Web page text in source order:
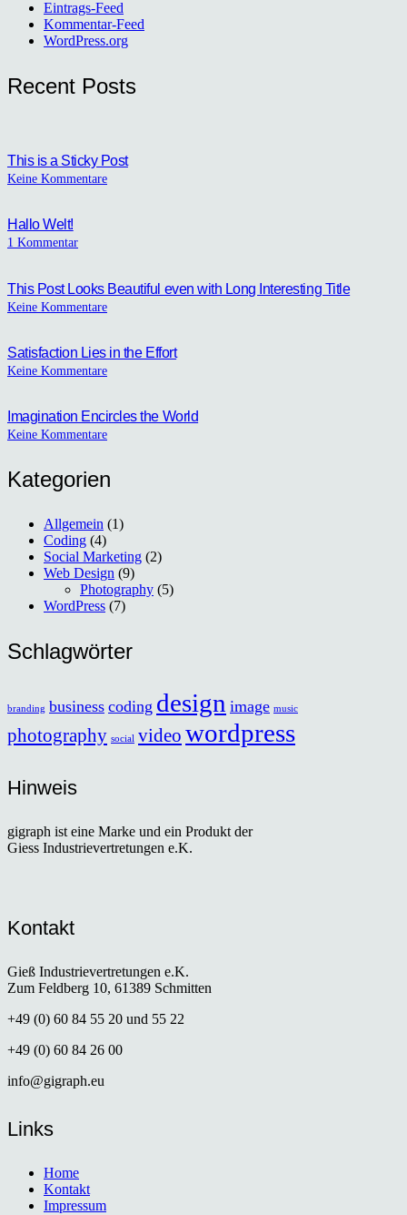
Eintrags-Feed
Kommentar-Feed
WordPress.org
Recent Posts
This is a Sticky Post
Keine Kommentare
Hallo Welt!
1 Kommentar
This Post Looks Beautiful even with Long Interesting Title
Keine Kommentare
Satisfaction Lies in the Effort
Keine Kommentare
Imagination Encircles the World
Keine Kommentare
Kategorien
Allgemein (1)
Coding (4)
Social Marketing (2)
Web Design (9)
Photography (5)
WordPress (7)
Schlagwörter
branding business coding design image music
photography social video wordpress
Hinweis
gigraph ist eine Marke und ein Produkt der
Giess Industrievertretungen e.K.
Kontakt
Gieß Industrievertretungen e.K.
Zum Feldberg 10, 61389 Schmitten
+49 (0) 60 84 55 20 und 55 22
+49 (0) 60 84 26 00
info@gigraph.eu
Links
Home
Kontakt
Impressum